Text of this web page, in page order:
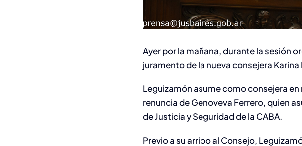
Ayer por la mañana, durante la sesión
juramento de la nueva consejera Karina
Leguizamón asume como consejera
renuncia de Genoveva Ferrero, quien
de Justicia y Seguridad de la CABA.
Previo a su arribo al Consejo,